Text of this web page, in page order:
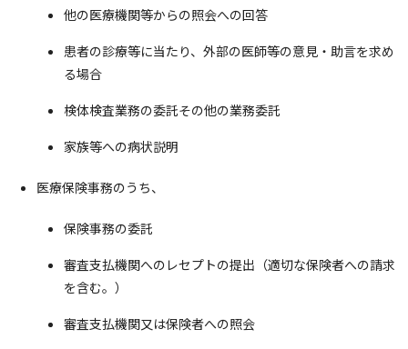
他の医療機関等からの照会への回答
患者の診療等に当たり、外部の医師等の意見・助言を求め
る場合
検体検査業務の委託その他の業務委託
家族等への病状説明
医療保険事務のうち、
保険事務の委託
審査支払機関へのレセプトの提出（適切な保険者への請求
を含む。）
審査支払機関又は保険者への照会